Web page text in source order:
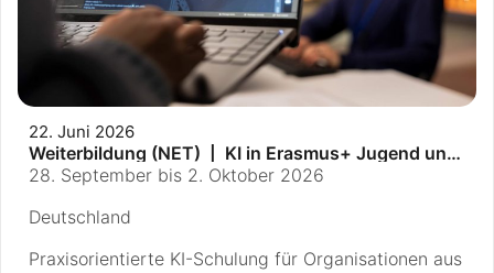
Erfahrungen weiter zu erleichtern.
22. Juni 2026
Weiterbildung (NET) | KI in Erasmus+ Jugend und
ESK – Digitalen Wandel aktiv gestalten
28. September bis 2. Oktober 2026
Deutschland
Praxisorientierte KI-Schulung für Organisationen aus